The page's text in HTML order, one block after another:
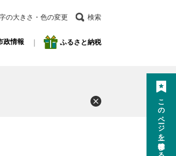
の大きさ・色の変更 検索
政情報 ふるさと納税
このページを一時保存する